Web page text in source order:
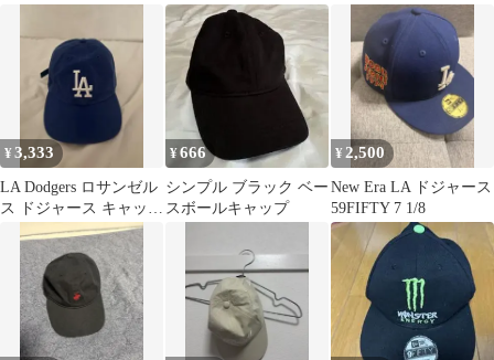
¥3,333
LA Dodgers ロサンゼル
ス ドジャース キャップ
ブルー
¥666
シンプル ブラック ベー
スボールキャップ
¥ 2,500
New Era LA ドジャース
59FIFTY 7 1/8